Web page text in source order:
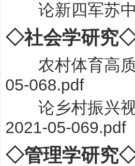
论新四军苏中“
◇社会学研究
农村体育高质
05-068.pdf
论乡村振兴视
2021-05-069.pdf
◇管理学研究